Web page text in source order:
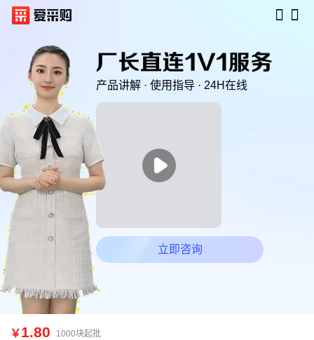
产品讲解 · 使用指导 · 24H在线

立即咨询
￥1.80 1000块起批